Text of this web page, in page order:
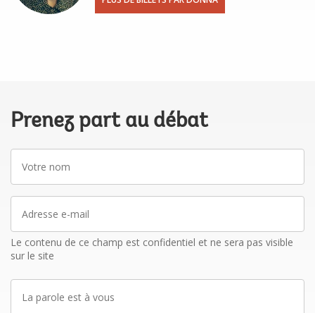
Prenez part au débat
nom
mail
Le contenu de ce champ est confidentiel et ne sera pas visible
sur le site
parole